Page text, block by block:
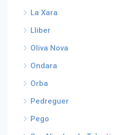
La Xara
Lliber
Oliva Nova
Ondara
Orba
Pedreguer
Pego